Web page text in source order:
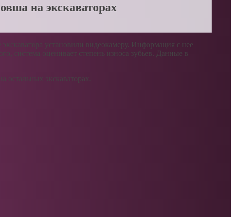
на экскаваторах
установили видеокамеру. Информация с нее
система оценивает степень износа зубьев. Данные в
остальных экскаваторах.